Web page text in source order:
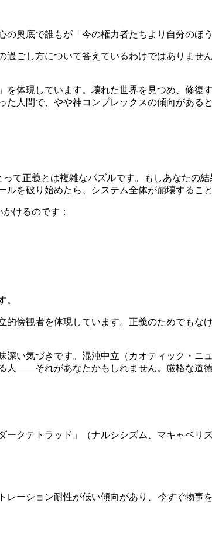
奥底で誰もが「今の権力者たちより自分のほ
ごし方について答えているわけではありませ
を体現しています。壊れた世界を見つめ、修
人間で、やや神コンプレックスの傾向がある
て正義とは複雑なパズルです。もしあなたの
を破り始めたら、システム全体が崩壊するこ
けるのです：
。
傍観者を体現しています。正義のためでも
い気づきです。混沌中立（カオティック・
人——それがあなたかもしれません。厳格な道
クテトラッド」（ナルシシズム、マキャベ
ーション耐性が低い傾向があり、 今すぐ物事